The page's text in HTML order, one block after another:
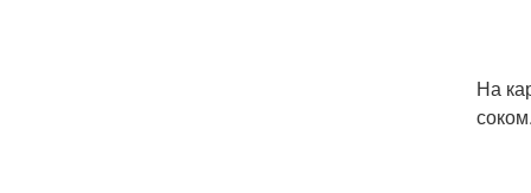
На
соком.